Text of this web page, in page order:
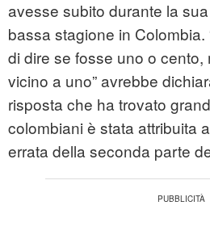
avesse subito durante la
bassa stagione in Colombia.
di dire se fosse uno o
vicino a uno” avrebbe
risposta che ha trovato
colombiani è stata attribuita
errata della seconda parte